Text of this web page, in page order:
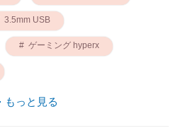
3.5mm USB
ゲーミング hyperx
もっと見る